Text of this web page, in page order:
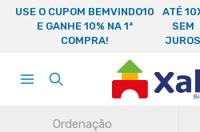
USE O CUPOM BEMVINDO10
E GANHE 10% NA 1ª
COMPRA!
ATÉ
SEM
JUROS
Ordenação